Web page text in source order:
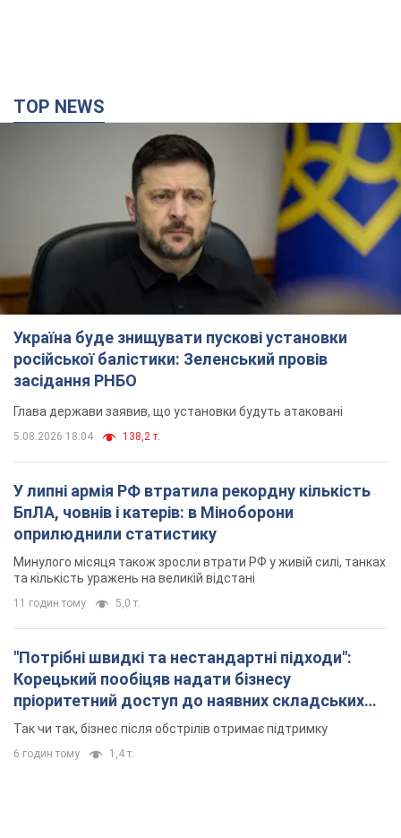
TOP NEWS
Україна буде знищувати пускові установки
російської балістики: Зеленський провів
засідання РНБО
Глава держави заявив, що установки будуть атаковані
5.08.2026 18:04 138,2 т.
У липні армія РФ втратила рекордну кількість
БпЛА, човнів і катерів: в Міноборони
оприлюднили статистику
Минулого місяця також зросли втрати РФ у живій силі, танках
та кількість уражень на великій відстані
11 годин тому 5,0 т.
"Потрібні швидкі та нестандартні підходи":
Корецький пообіцяв надати бізнесу
пріоритетний доступ до наявних складських
приміщень
Так чи так, бізнес після обстрілів отримає підтримку
6 годин тому 1,4 т.